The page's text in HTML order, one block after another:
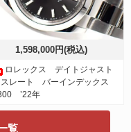
1,598,000円(税込)
ロレックス デイトジャスト
レート バーインデックス
’22年
覧